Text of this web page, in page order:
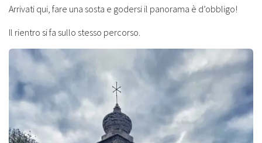
Arrivati qui, fare una sosta e godersi il panorama è d’obbligo!
Il rientro si fa sullo stesso percorso.